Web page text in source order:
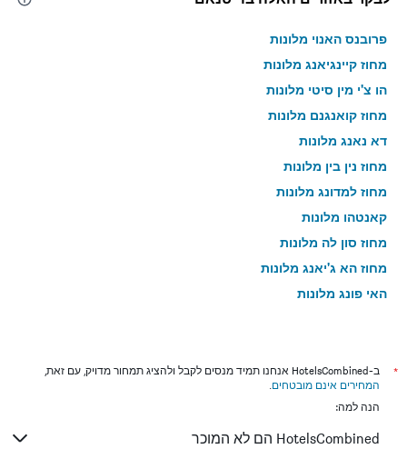
פרובנס האנוי מלונות
מחוז קיינגיאנג מלונות
הו צ'י מין סיטי מלונות
מחוז קואנגנם מלונות
דא נאנג מלונות
מחוז נין בין מלונות
מחוז למדונג מלונות
קאנטהו מלונות
מחוז סון לה מלונות
מחוז הא ג'יאנג מלונות
האי פונג מלונות
מחוז קואנגנין מלונות
מחוז בא ריה-וונג טאו מלונות
מחוז הואה בין מלונות
*
ב-HotelsCombined אנחנו תמיד מנסים לקבל ולהציג תמחור מדויק, עם זאת,
המחירים אינם מובטחים.
הנה למה:
HotelsCombined הם לא המוכר